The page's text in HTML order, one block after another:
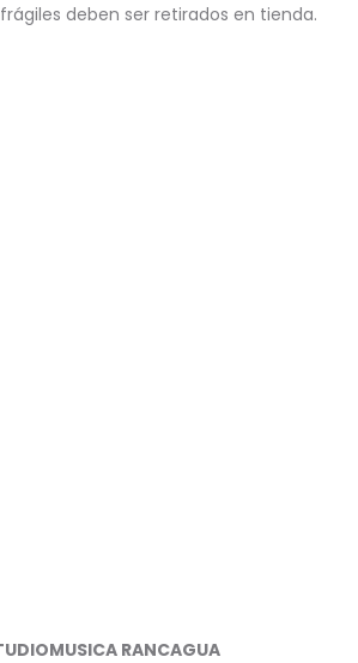
frágiles deben ser retirados en tienda.
RANCAGUA